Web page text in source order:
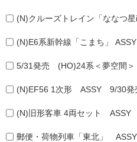
(N)クルーズトレイン「ななつ星
(N)E6系新幹線「こまち」 ASSY
5/31発売 (HO)24系＜夢空間＞
(N)EF56 1次形 ASSY 9/30発
(N)旧形客車 4両セット ASSY
郵便・荷物列車「東北」